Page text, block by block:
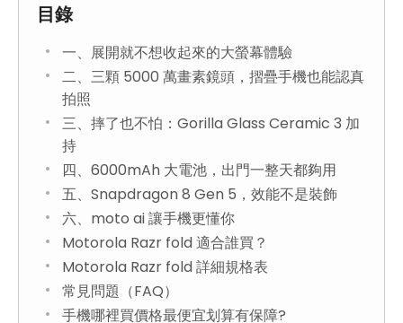
目錄
一、展開就不想收起來的大螢幕體驗
二、三顆 5000 萬畫素鏡頭，摺疊手機也能認真
拍照
三、摔了也不怕：Gorilla Glass Ceramic 3 加
持
四、6000mAh 大電池，出門一整天都夠用
五、Snapdragon 8 Gen 5，效能不是裝飾
六、moto ai 讓手機更懂你
Motorola Razr fold 適合誰買？
Motorola Razr fold 詳細規格表
常見問題（FAQ）
手機哪裡買價格最便宜划算有保障?